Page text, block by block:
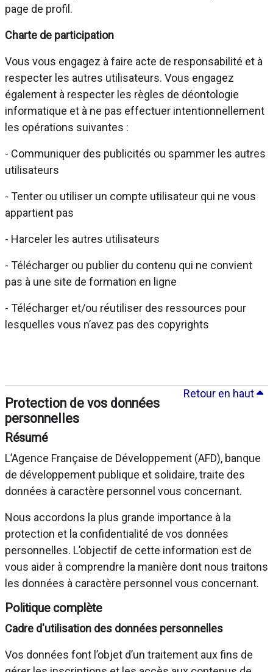
page de profil.
Charte de participation
Vous vous engagez à faire acte de responsabilité et à
respecter les autres utilisateurs. Vous engagez
également à respecter les règles de déontologie
informatique et à ne pas effectuer intentionnellement
les opérations suivantes :
- Communiquer des publicités ou spammer les autres
utilisateurs
- Tenter ou utiliser un compte utilisateur qui ne vous
appartient pas
- Harceler les autres utilisateurs
- Télécharger ou publier du contenu qui ne convient
pas à une site de formation en ligne
- Télécharger et/ou réutiliser des ressources pour
lesquelles vous n’avez pas des copyrights
Retour en haut
Protection de vos données
personnelles
Résumé
L’Agence Française de Développement (AFD), banque
de développement publique et solidaire, traite des
données à caractère personnel vous concernant.
Nous accordons la plus grande importance à la
protection et la confidentialité de vos données
personnelles. L’objectif de cette information est de
vous aider à comprendre la manière dont nous traitons
les données à caractère personnel vous concernant.
Politique complète
Cadre d'utilisation des données personnelles
Vos données font l’objet d’un traitement aux fins de